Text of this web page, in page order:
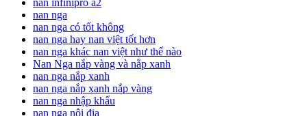
nan nga
nan nga có tốt không
nan nga hay nan việt tốt hơn
nan nga khác nan việt như thế nào
Nan Nga nắp vàng và nắp xanh
nan nga nắp xanh
nan nga nắp xanh nắp vàng
nan nga nhập khẩu
nan nga nội địa